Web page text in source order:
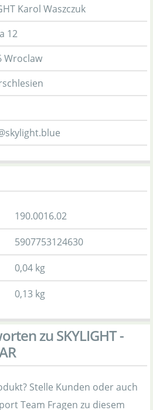
Karol Waszczuk
12
Wroclaw
190.0016.02
5907753124630
0,04 kg
0,13 kg
zu SKYLIGHT -
Stelle Kunden oder auch
Team Fragen zu diesem